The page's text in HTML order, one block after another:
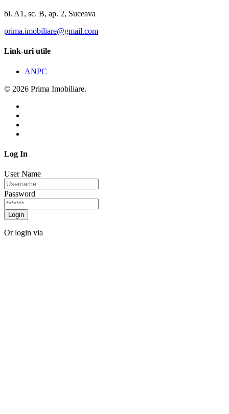
bl. A1, sc. B, ap. 2, Suceava
prima.imobiliare@gmail.com
Link-uri utile
ANPC
© 2026 Prima Imobiliare.
Log In
User Name
Password
Login
Or login via